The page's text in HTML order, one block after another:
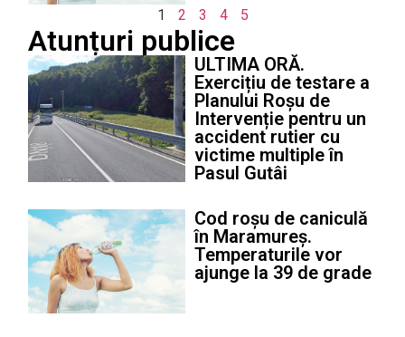
1 2 3 4 5
Atunțuri publice
ULTIMA ORĂ.
Exercițiu de testare a
Planului Roșu de
Intervenție pentru un
accident rutier cu
victime multiple în
Pasul Gutâi
Cod roșu de caniculă
în Maramureș.
Temperaturile vor
ajunge la 39 de grade